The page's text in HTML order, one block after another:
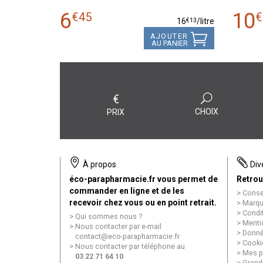
6€45 16€13/litre
AJOUTER
AU PANIER
10€
€
PRIX CHOIX
À propos
éco-parapharmacie.fr vous permet de
commander en ligne et de les
recevoir chez vous ou en point retrait.
Qui sommes nous ?
Nous contacter par e-mail
contact@eco-parapharmacie.fr
Nous contacter par téléphone au
03 22 71 64 10
Mes